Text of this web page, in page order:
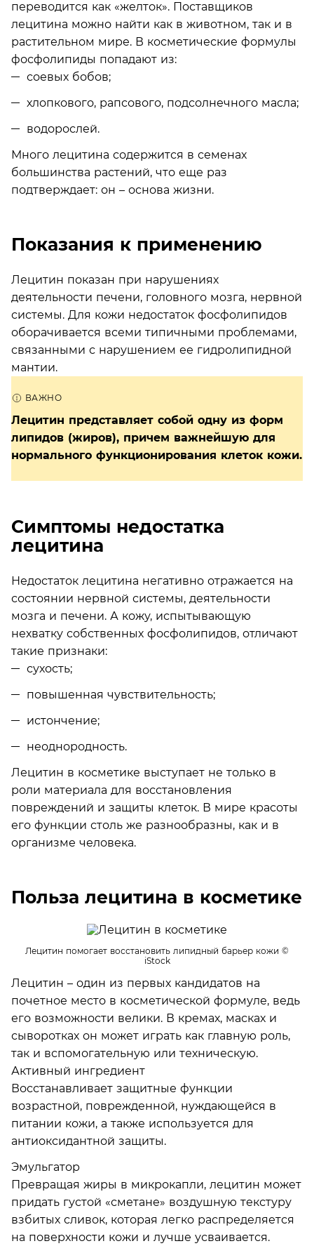
переводится как «желток». Поставщиков
лецитина можно найти как в животном, так и в
растительном мире. В косметические формулы
фосфолипиды попадают из:
соевых бобов;
хлопкового, рапсового, подсолнечного масла;
водорослей.
Много лецитина содержится в семенах
большинства растений, что еще раз
подтверждает: он ­– основа жизни.
Показания к применению
Лецитин показан при нарушениях
деятельности печени, головного мозга, нервной
системы. Для кожи недостаток фосфолипидов
оборачивается всеми типичными проблемами,
связанными с нарушением ее гидролипидной
мантии.
Лецитин представляет собой одну из форм
липидов (жиров), причем важнейшую для
нормального функционирования клеток кожи.
Симптомы недостатка
лецитина
Недостаток лецитина негативно отражается на
состоянии нервной системы, деятельности
мозга и печени. А кожу, испытывающую
нехватку собственных фосфолипидов, отличают
такие признаки:
сухость;
повышенная чувствительность;
истончение;
неоднородность.
Лецитин в косметике выступает не только в
роли материала для восстановления
повреждений и защиты клеток. В мире красоты
его функции столь же разнообразны, как и в
организме человека.
Польза лецитина в косметике
Лецитин помогает восстановить липидный барьер кожи ©
iStock
Лецитин – один из первых кандидатов на
почетное место в косметической формуле, ведь
его возможности велики. В кремах, масках и
сыворотках он может играть как главную роль,
так и вспомогательную или техническую.
Активный ингредиент
Восстанавливает защитные функции
возрастной, поврежденной, нуждающейся в
питании кожи, а также используется для
антиоксидантной защиты.
Эмульгатор
Превращая жиры в микрокапли, лецитин может
придать густой «сметане» воздушную текстуру
взбитых сливок, которая легко распределяется
на поверхности кожи и лучше усваивается.